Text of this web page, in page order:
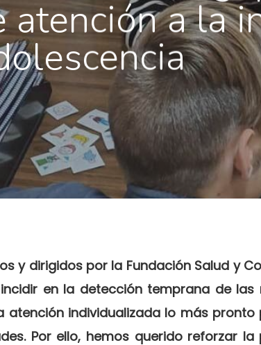
a la
y dirigidos por la Fundación Salud y
en la detección temprana de las
individualizada lo más pronto
Por ello, hemos querido reforzar